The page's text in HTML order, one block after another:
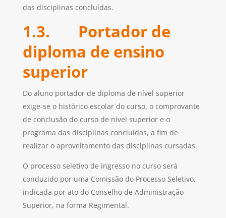
das disciplinas concluídas.
1.3. Portador de
diploma de ensino
superior
Do aluno portador de diploma de nível superior
exige-se o histórico escolar do curso, o comprovante
de conclusão do curso de nível superior e o
programa das disciplinas concluídas, a fim de
realizar o aproveitamento das disciplinas cursadas.
O processo seletivo de ingresso no curso será
conduzido por uma Comissão do Processo Seletivo,
indicada por ato do Conselho de Administração
Superior, na forma Regimental.